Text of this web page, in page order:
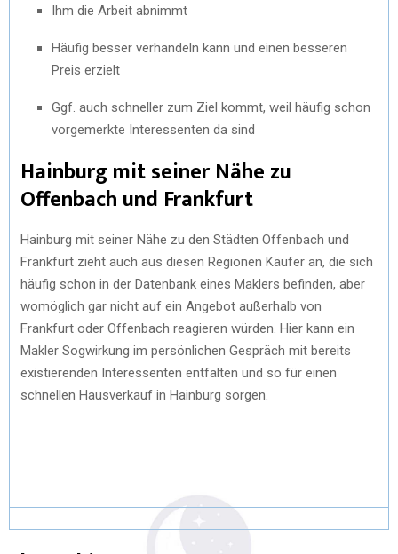
Ihm die Arbeit abnimmt
Häufig besser verhandeln kann und einen besseren
Preis erzielt
Ggf. auch schneller zum Ziel kommt, weil häufig schon
vorgemerkte Interessenten da sind
Hainburg mit seiner Nähe zu
Offenbach und Frankfurt
Hainburg mit seiner Nähe zu den Städten Offenbach und
Frankfurt zieht auch aus diesen Regionen Käufer an, die sich
häufig schon in der Datenbank eines Maklers befinden, aber
womöglich gar nicht auf ein Angebot außerhalb von
Frankfurt oder Offenbach reagieren würden. Hier kann ein
Makler Sogwirkung im persönlichen Gespräch mit bereits
existierenden Interessenten entfalten und so für einen
schnellen Hausverkauf in Hainburg sorgen.